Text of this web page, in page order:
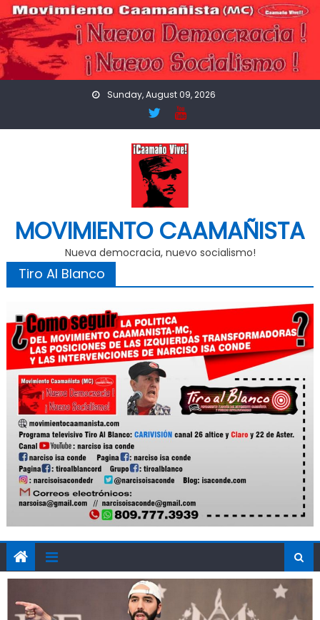
Skip
to
content
Sunday, August 09, 2026
MOVIMIENTO CAAMAÑISTA
Nueva democracia, nuevo socialismo!
Tiro Al Blanco